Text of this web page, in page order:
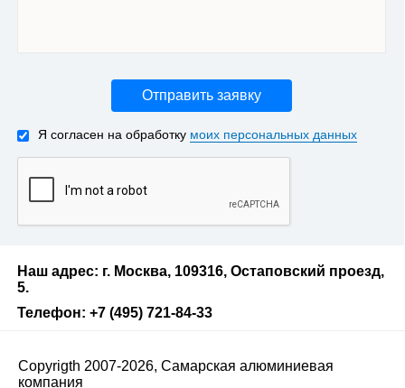
Отправить заявку
Я согласен на обработку моих персональных данных
Наш адрес: г. Москва, 109316, Остаповский проезд,
5.
Телефон: +7 (495) 721-84-33
Copyrigth 2007-2026, Самарская алюминиевая
компания